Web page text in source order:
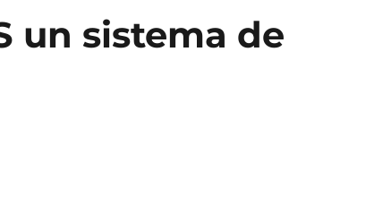
un sistema de